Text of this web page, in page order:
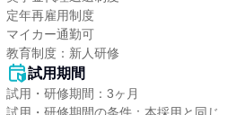
定年再雇用制度
マイカー通勤可
教育制度：新人研修
試用期間
試用・研修期間：3ヶ月